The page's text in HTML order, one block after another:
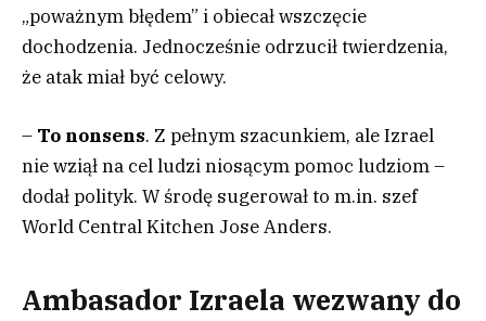
„poważnym błędem” i obiecał wszczęcie
dochodzenia. Jednocześnie odrzucił twierdzenia,
że atak miał być celowy.
– To nonsens. Z pełnym szacunkiem, ale Izrael
nie wziął na cel ludzi niosącym pomoc ludziom –
dodał polityk. W środę sugerował to m.in. szef
World Central Kitchen Jose Anders.
Ambasador Izraela wezwany do